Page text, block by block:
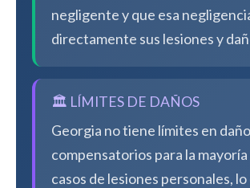
negligente y que esa
directamente sus lesiones y
🏛️ LÍMITES DE DAÑOS
Georgia no tiene límites en
compensatorios para la mayoría
casos de lesiones personales, lo